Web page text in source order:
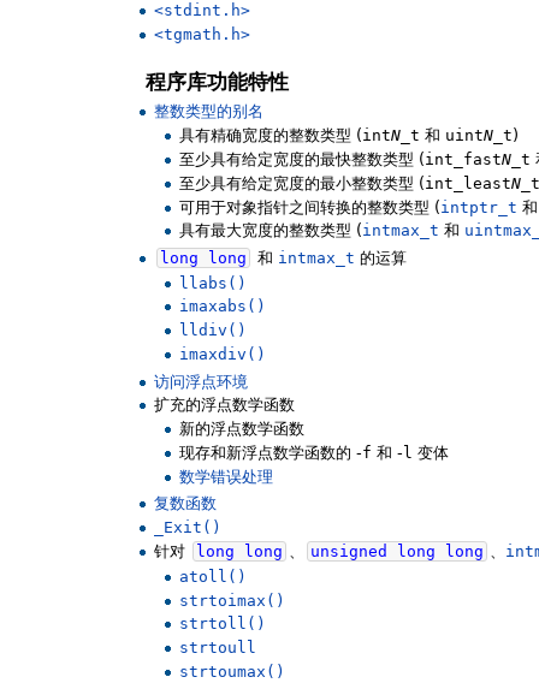
<stdint.h>
<tgmath.h>
程序库功能特性
整数类型的别名
具有精确宽度的整数类型 (intN_t 和 uintN_t)
至少具有给定宽度的最快整数类型 (int_fastN_t
至少具有给定宽度的最小整数类型 (int_leastN_t
可用于对象指针之间转换的整数类型 (intptr_t
具有最大宽度的整数类型 (intmax_t 和
long
long 和 intmax_t 的运算
llabs()
imaxabs()
lldiv()
imaxdiv()
访问浮点环境
扩充的浮点数学函数
新的浮点数学函数
现存和新浮点数学函数的 -f 和 - l 变体
数学错误处理
复数函数
_Exit()
针对
long long unsigned long long
atoll()
strtoimax()
strtoll()
strtoull
strtoumax()